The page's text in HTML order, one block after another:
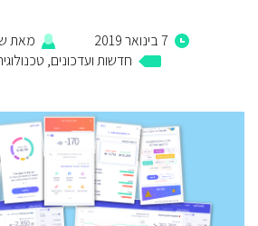
7 בינואר 2019 מאת
חדשות ועדכונים,